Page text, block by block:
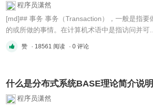
程序员潇然
[md]## 事务 事务（Transaction），一般是指要做
的或所做的事情。在计算机术语中是指访问并可能
`https://en.wikipedia.org/wiki/ACID` >
**Atomicity** > > Main article: Atomicit ...
赞 · 18561 阅读 · 0 评论
什么是分布式系统BASE理论简介说明
程序员潇然